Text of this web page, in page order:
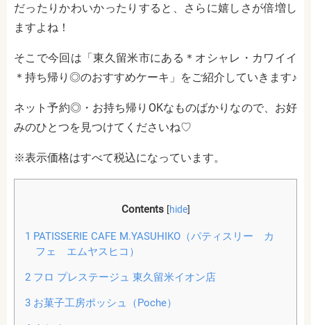
だったりかわいかったりすると、さらに嬉しさが倍増し
ますよね！
そこで今回は「東久留米市にある＊オシャレ・カワイイ
＊持ち帰り◎のおすすめケーキ」をご紹介していきます♪
ネット予約◎・お持ち帰りOKなものばかりなので、お好
みのひとつを見つけてくださいね♡
※表示価格はすべて税込になっています。
Contents [hide]
1 PATISSERIE CAFE M.YASUHIKO（パティスリー カ
フェ エムヤスヒコ）
2フロ プレステージュ 東久留米イオン店
3お菓子工房ポッシュ（Poche）